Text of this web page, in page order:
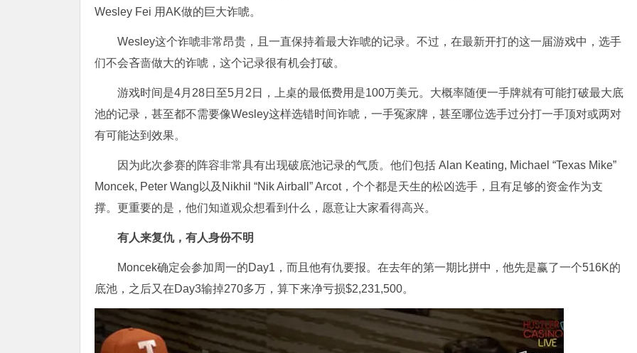
Wesley Fei 用AK做的巨大诈唬。
Wesley这个诈唬非常昂贵，且一直保持着最大诈唬的记录。不过，在最新开打的这一届游戏中，选手
们不会吝啬做大的诈唬，这个记录很有机会打破。
游戏时间是4月28日至5月2日，上桌的最低费用是100万美元。大概率随便一手牌就有可能打破最大底
池的记录，甚至都不需要像Wesley这样选错时间诈唬，一手冤家牌，甚至哪位选手过分打一手顶对或两对
有可能达到效果。
因为此次参赛的阵容非常具有出现破底池记录的气质。他们包括 Alan Keating, Michael “Texas Mike”
Moncek, Peter Wang以及Nikhil “Nik Airball” Arcot，个个都是天生的松凶选手，且有足够的资金作为支
撑。更重要的是，他们知道观众想看到什么，愿意让大家看得高兴。
有人来复仇，有人身份不明
Moncek确定会参加周一的Day1，而且他有仇要报。在去年的第一期比拼中，他先是赢了一个516K的
底池，之后又在Day3输掉270多万，算下来净亏损$2,231,500。